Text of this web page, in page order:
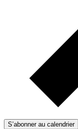
S’abonner au calendrier